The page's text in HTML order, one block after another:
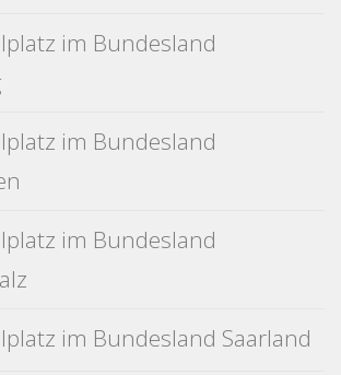
im Bundesland
im Bundesland
im Bundesland
im Bundesland Saarland